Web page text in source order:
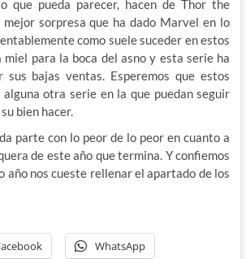
que pueda parecer, hacen de Thor the
sorpresa que ha dado Marvel en lo
como suele suceder en estos
miel para la boca del asno y esta serie ha
sus bajas ventas. Esperemos que estos
otra serie en la que puedan seguir
bien hacer.
parte con lo peor de lo peor en cuanto a
de este año que termina. Y confiemos
año nos cueste rellenar el apartado de los
WhatsApp